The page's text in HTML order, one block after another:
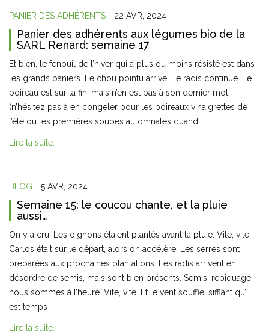
PANIER DES ADHÉRENTS 22 AVR, 2024
Panier des adhérents aux légumes bio de la
SARL Renard: semaine 17
Et bien, le fenouil de l’hiver qui a plus ou moins résisté est dans
les grands paniers. Le chou pointu arrive. Le radis continue. Le
poireau est sur la fin, mais n’en est pas à son dernier mot
(n’hésitez pas à en congeler pour les poireaux vinaigrettes de
l’été ou les premières soupes automnales quand
Lire la suite…
BLOG 5 AVR, 2024
Semaine 15: le coucou chante, et la pluie
aussi…
On y a cru. Les oignons étaient plantés avant la pluie. Vite, vite.
Carlos était sur le départ, alors on accélère. Les serres sont
préparées aux prochaines plantations. Les radis arrivent en
désordre de semis, mais sont bien présents. Semis, repiquage,
nous sommes à l’heure. Vite, vite. Et le vent souffle, sifflant qu’il
est temps
Lire la suite…